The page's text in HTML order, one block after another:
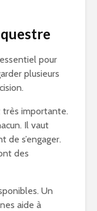
pour
plusieurs
importante.
Il vaut
de s’engager.
des
Un
aide à